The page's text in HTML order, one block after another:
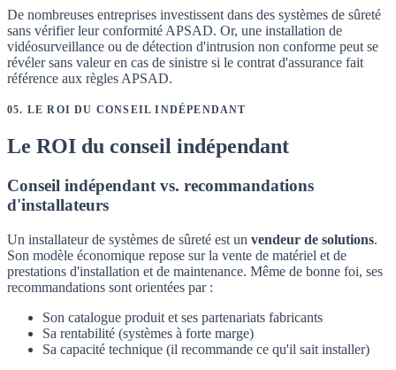
De nombreuses entreprises investissent dans des systèmes de sûreté
sans vérifier leur conformité APSAD. Or, une installation de
vidéosurveillance ou de détection d'intrusion non conforme peut se
révéler sans valeur en cas de sinistre si le contrat d'assurance fait
référence aux règles APSAD.
05. LE ROI DU CONSEIL INDÉPENDANT
Le ROI du conseil indépendant
Conseil indépendant vs. recommandations
d'installateurs
Un installateur de systèmes de sûreté est un vendeur de solutions.
Son modèle économique repose sur la vente de matériel et de
prestations d'installation et de maintenance. Même de bonne foi, ses
recommandations sont orientées par :
Son catalogue produit et ses partenariats fabricants
Sa rentabilité (systèmes à forte marge)
Sa capacité technique (il recommande ce qu'il sait installer)